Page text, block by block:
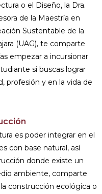
o el Diseño, la Dra.
de la Maestría en
Sustentable de la
(UAG), te comparte
empezar a incursionar
si buscas lograr
profesión y en la vida de
es poder integrar en el
con base natural, así
donde existe un
ambiente, comparte
construcción ecológica o